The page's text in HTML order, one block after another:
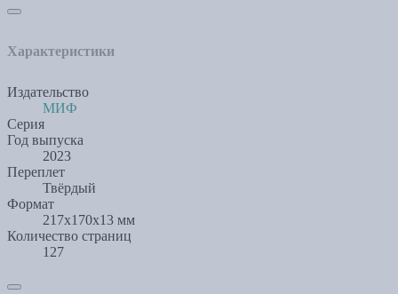
Характеристики
Издательство
МИФ
Серия
Год выпуска
2023
Переплет
Твёрдый
Формат
217x170x13 мм
Количество страниц
127